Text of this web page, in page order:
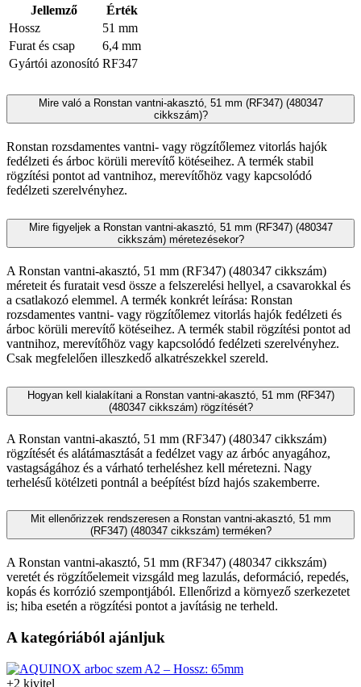
Jellemző
Érték
Hossz
51 mm
Furat és csap
6,4 mm
Gyártói azonosító RF347
Mire való a Ronstan vantni-akasztó, 51 mm (RF347) (480347
cikkszám)?
Ronstan rozsdamentes vantni- vagy rögzítőlemez vitorlás hajók
fedélzeti és árboc körüli merevítő kötéseihez. A termék stabil
rögzítési pontot ad vantnihoz, merevítőhöz vagy kapcsolódó
fedélzeti szerelvényhez.
Mire figyeljek a Ronstan vantni-akasztó, 51 mm (RF347) (480347
cikkszám) méretezésekor?
A Ronstan vantni-akasztó, 51 mm (RF347) (480347 cikkszám)
méreteit és furatait vesd össze a felszerelési hellyel, a csavarokkal és
a csatlakozó elemmel. A termék konkrét leírása: Ronstan
rozsdamentes vantni- vagy rögzítőlemez vitorlás hajók fedélzeti és
árboc körüli merevítő kötéseihez. A termék stabil rögzítési pontot ad
vantnihoz, merevítőhöz vagy kapcsolódó fedélzeti szerelvényhez.
Csak megfelelően illeszkedő alkatrészekkel szereld.
Hogyan kell kialakítani a Ronstan vantni-akasztó, 51 mm (RF347)
(480347 cikkszám) rögzítését?
A Ronstan vantni-akasztó, 51 mm (RF347) (480347 cikkszám)
rögzítését és alátámasztását a fedélzet vagy az árbóc anyagához,
vastagságához és a várható terheléshez kell méretezni. Nagy
terhelésű kötélzeti pontnál a beépítést bízd hajós szakemberre.
Mit ellenőrizzek rendszeresen a Ronstan vantni-akasztó, 51 mm
(RF347) (480347 cikkszám) terméken?
A Ronstan vantni-akasztó, 51 mm (RF347) (480347 cikkszám)
veretét és rögzítőelemeit vizsgáld meg lazulás, deformáció, repedés,
kopás és korrózió szempontjából. Ellenőrizd a környező szerkezetet
is; hiba esetén a rögzítési pontot a javításig ne terheld.
A kategóriából ajánljuk
+2 kivitel